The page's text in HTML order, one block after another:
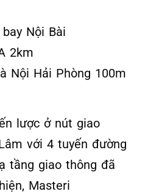
Nội Bài
2km
Nội Hải Phòng 100m
lược ở nút giao
với 4 tuyến đường
tầng giao thông đã
Masteri